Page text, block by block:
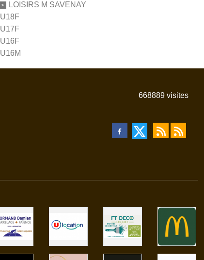
LOISIRS M SAVENAY
U18F
U17F
U16F
U16M
668889 visites